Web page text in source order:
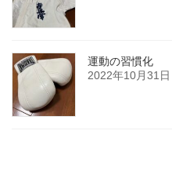
運動の習慣化
2022年10月31日